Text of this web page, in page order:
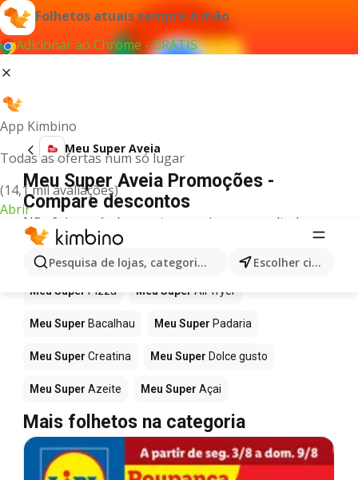
Folhetos atuais sempre à mão
Adicionar ao Chrome - GRÁTIS
App Kimbino
Todas as ofertas num só lugar
(14,1 mil avaliações)
Abrir
Pesquisa de lojas, categorias,produtos... Escolher cidade
Meu Super Aveia
Meu Super Aveia Promoções -
Compare descontos
Não foi possível encontrar quaisquer resultados
para este termo.
Mais produtos em Meu Super
Meu Super Pizza Meu Super Air fryer
Meu Super Bacalhau Meu Super Padaria
Meu Super Creatina Meu Super Dolce gusto
Meu Super Azeite Meu Super Açai
Mais folhetos na categoria